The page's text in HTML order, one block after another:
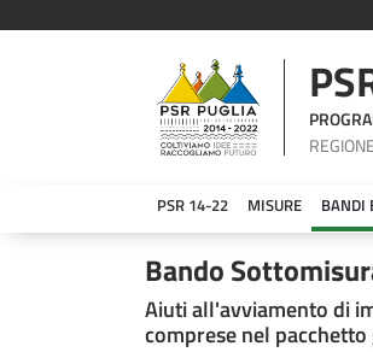
PSR 14-22 MISURE BANDI
Bando Sottomisura 6.1
Bando
Aiuti all'avviamento di
comprese nel